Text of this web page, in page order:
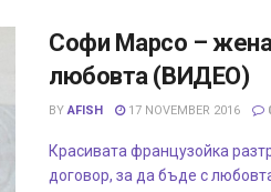
Софи Марсо –
любовта (ВИДЕО)
BY AFISH 17 NOVEMBER 2016
Красивата французойка
договор, за да бъде с